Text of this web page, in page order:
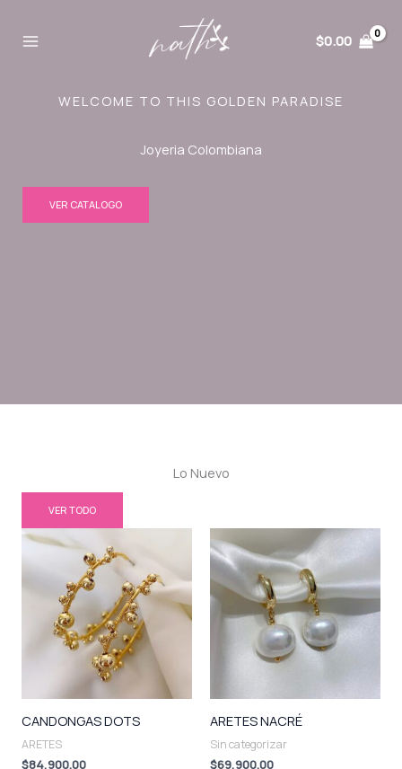
$0.00
WELCOME TO THIS GOLDEN PARADISE
Joyeria Colombiana
VER CATALOGO
Lo Nuevo
VER TODO
CANDONGAS DOTS
ARETES
$84,900.00
ARETES NACRÉ
Sin categorizar
$69,900.00